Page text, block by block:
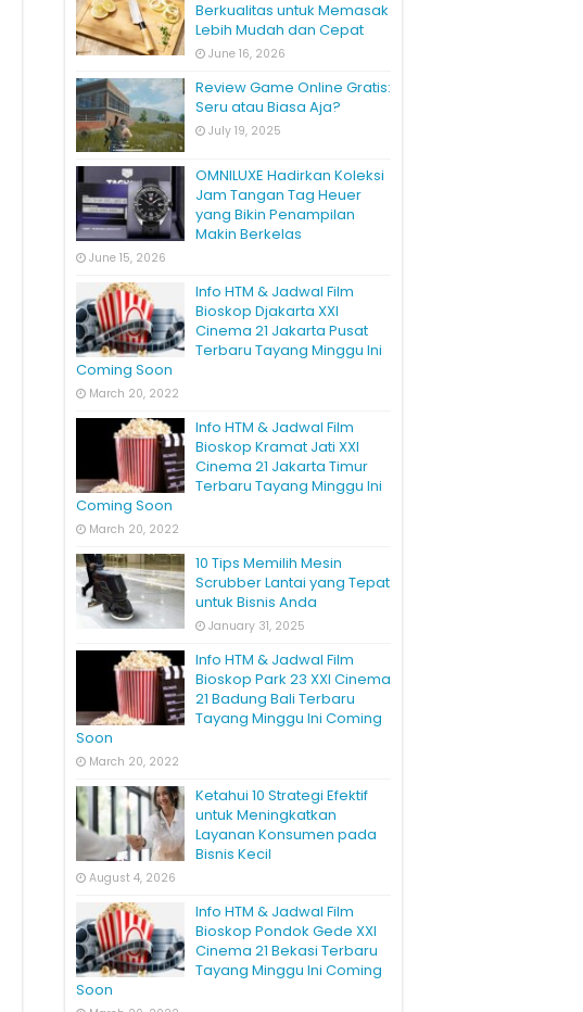
Berkualitas untuk Memasak
Lebih Mudah dan Cepat
June 16, 2026
Review Game Online Gratis:
Seru atau Biasa Aja?
July 19, 2025
OMNILUXE Hadirkan Koleksi
Jam Tangan Tag Heuer
yang Bikin Penampilan
Makin Berkelas
June 15, 2026
Info HTM & Jadwal Film
Bioskop Djakarta XXI
Cinema 21 Jakarta Pusat
Terbaru Tayang Minggu Ini
Coming Soon
March 20, 2022
Info HTM & Jadwal Film
Bioskop Kramat Jati XXI
Cinema 21 Jakarta Timur
Terbaru Tayang Minggu Ini
Coming Soon
March 20, 2022
10 Tips Memilih Mesin
Scrubber Lantai yang Tepat
untuk Bisnis Anda
January 31, 2025
Info HTM & Jadwal Film
Bioskop Park 23 XXI Cinema
21 Badung Bali Terbaru
Tayang Minggu Ini Coming
Soon
March 20, 2022
Ketahui 10 Strategi Efektif
untuk Meningkatkan
Layanan Konsumen pada
Bisnis Kecil
August 4, 2026
Info HTM & Jadwal Film
Bioskop Pondok Gede XXI
Cinema 21 Bekasi Terbaru
Tayang Minggu Ini Coming
Soon